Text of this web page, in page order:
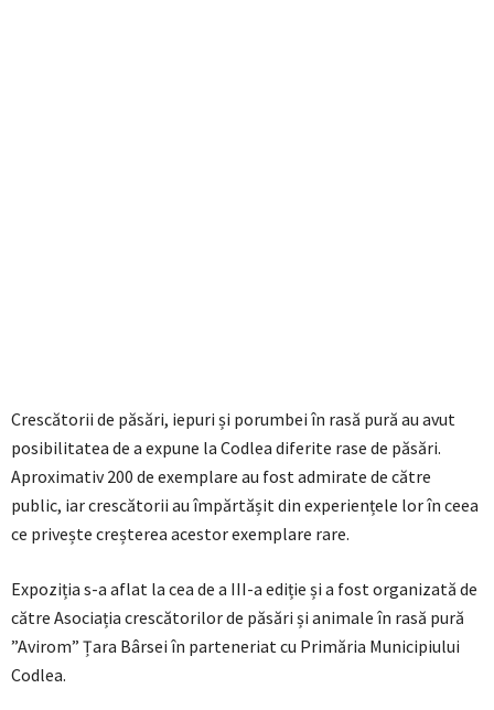
Crescătorii de păsări, iepuri și porumbei în rasă pură au avut
posibilitatea de a expune la Codlea diferite rase de păsări.
Aproximativ 200 de exemplare au fost admirate de către
public, iar crescătorii au împărtășit din experiențele lor în ceea
ce privește creșterea acestor exemplare rare.
Expoziția s-a aflat la cea de a III-a ediție și a fost organizată de
către Asociația crescătorilor de păsări și animale în rasă pură
”Avirom” Țara Bârsei în parteneriat cu Primăria Municipiului
Codlea.